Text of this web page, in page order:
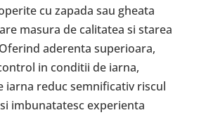
cu zapada sau gheata
masura de calitatea si starea
aderenta superioara,
in conditii de iarna,
iarna reduc semnificativ riscul
imbunatatesc experienta